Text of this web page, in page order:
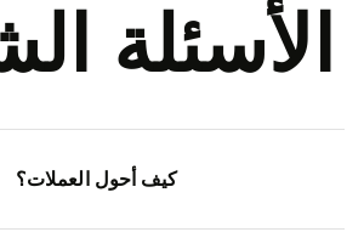
الأسئلة
كيف أحول العملات؟